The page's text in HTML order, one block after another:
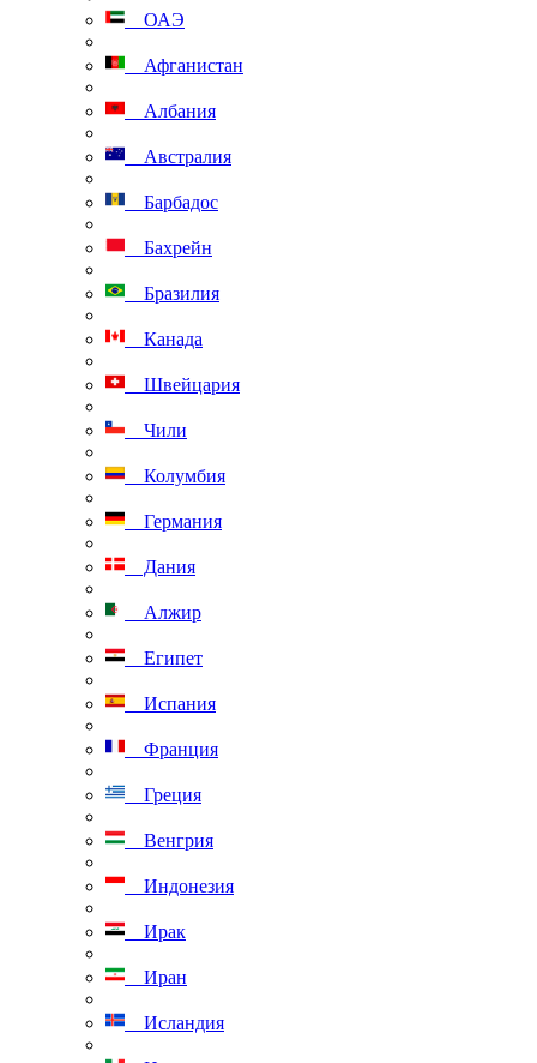
ОАЭ
Афганистан
Албания
Австралия
Барбадос
Бахрейн
Бразилия
Канада
Швейцария
Чили
Колумбия
Германия
Дания
Алжир
Египет
Испания
Франция
Греция
Венгрия
Индонезия
Ирак
Иран
Исландия